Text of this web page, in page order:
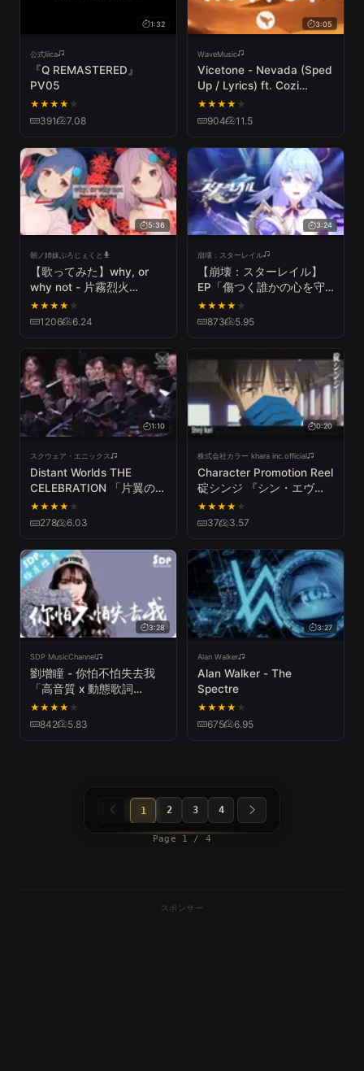
1:32
公式liica
『Q REMASTERED』
PV05
★★★★ ★
391 7.08
3:05
WaveMusic
Vicetone - Nevada (Sped
Up / Lyrics) ft. Cozi
Zuehlsdorff
★★★★ ★
904 11.5
5:36
朝ノ姉妹ぷろじぇくと
【歌ってみた】why, or
why not - 片霧烈火
(Cover by 朝ノ瑠璃)【TV
アニメ「ひぐらしのなく頃
リメイク記念】
★★★★ ★
1206 6.24
3:24
崩壊：スターレイル
【崩壊：スターレイル】
EP「傷つく誰かの心を守
ることができたなら」
★★★★ ★
873 5.95
1:10
スクウェア・エニックス
Distant Worlds THE
CELEBRATION 「片翼の天
使」サンプルムービー オ
ーケストラ映像
★★★★ ★
278 6.03
0:20
株式会社カラー khara inc.official
Character Promotion Reel
碇シンジ 『シン・エヴァ
ンゲリオン劇場版』絶賛上
映中
★★★★ ★
37 3.57
3:28
SDP MusicChannel
劉增瞳 - 你怕不怕失去我
「高音質 x 動態歌詞
Lyrics」♪ SDPMusic ♪
★★★★ ★
842 5.83
3:27
Alan Walker
Alan Walker - The
Spectre
★★★★ ★
675 6.95
1 2 3 4
Page 1 / 4
スポンサー